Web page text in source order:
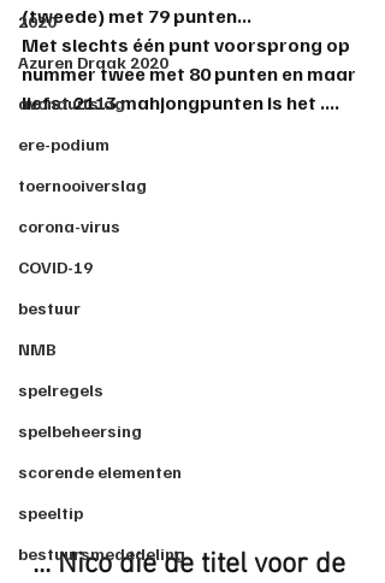
2020
Azuren Draak 2020
avonduitslag
ere-podium
toernooiverslag
corona-virus
COVID-19
bestuur
NMB
spelregels
spelbeheersing
scorende elementen
speeltip
bestuursmededeling
(tweede) met 79 punten...
Met slechts één punt voorsprong op
nummer twee met 80 punten en maar
liefst 2113 mahjongpunten is het ....
... Nico die de titel voor de